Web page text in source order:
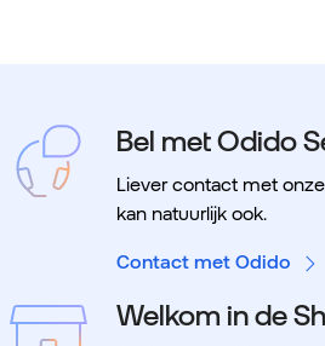
Bel met Odido
Liever contact met
kan natuurlijk ook.
Contact met Odido
Welkom in de